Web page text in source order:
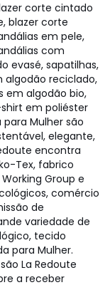
corte cintado
blazer corte
em pele,
com
evasé, sapatilhas,
algodão reciclado,
em algodão bio,
em poliéster
Mulher são
elegante,
encontra
Tex, fabrico
Group e
comércio
de
variedade de
tecido
para Mulher.
La Redoute
a receber